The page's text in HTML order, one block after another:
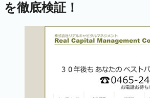
を徹底検証！